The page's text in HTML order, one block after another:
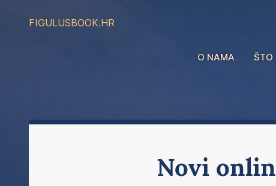
FIGULUSBOOK.HR
O NAMA ŠTO
Novi